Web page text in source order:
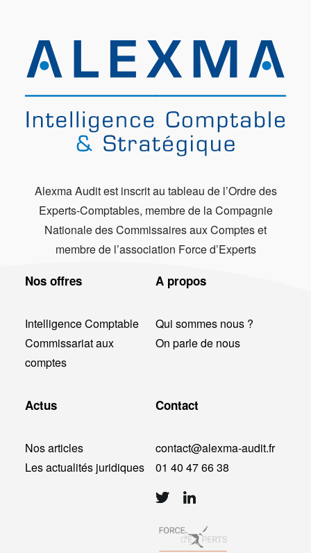
Alexma Audit est inscrit au tableau de l’Ordre des
Experts-Comptables, membre de la Compagnie
Nationale des Commissaires aux Comptes et
membre de l’association Force d’Experts
Nos offres
Intelligence Comptable
Commissariat aux
comptes
A propos
Qui sommes nous ?
On parle de nous
Actus
Nos articles
Les actualités juridiques
Contact
contact@alexma-audit.fr
01 40 47 66 38